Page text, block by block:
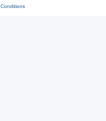
Conditions